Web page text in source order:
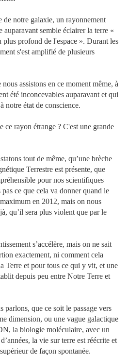
de notre galaxie, un rayonnement
auparavant semble éclairer la terre «
plus profond de l'espace ». Durant les
s'est amplifié de plusieurs
assistons en ce moment même, à
été inconcevables auparavant et qui
notre état de conscience.
ce rayon étrange ? C'est une grande
tout de même, qu’une brèche
Terrestre est présente, que
pour nos scientifiques
ce que cela va donner quand le
en 2012, mais on nous
qu’il sera plus violent que par le
s’accélère, mais on ne sait
exactement, ni comment cela
Terre et pour tous ce qui y vit, et une
depuis peu entre Notre Terre et
parlons, que ce soit le passage vers
dimension, ou une vague galactique
la biologie moléculaire, avec un
la vie sur terre est réécrite et
de façon spontanée.